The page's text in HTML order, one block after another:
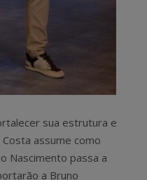
sua estrutura e
assume como
Nascimento passa a
a Bruno